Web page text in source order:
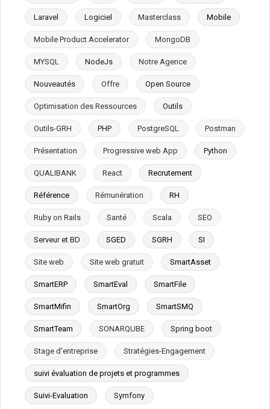
Laravel Logiciel Masterclass Mobile
Mobile Product Accelerator MongoDB
MYSQL NodeJs Notre Agence
Nouveautés Offre Open Source
Optimisation des Ressources Outils
Outils-GRH PHP PostgreSQL Postman
Présentation Progressive web App Python
QUALIBANK React Recrutement
Référence Rémunération RH
Ruby on Rails Santé Scala SEO
Serveur et BD SGED SGRH SI
Site web Site web gratuit SmartAsset
SmartERP SmartEval SmartFile
SmartMifin SmartOrg SmartSMQ
SmartTeam SONARQUBE Spring boot
Stage d'entreprise Stratégies-Engagement
suivi évaluation de projets et programmes
Suivi-Evaluation Symfony